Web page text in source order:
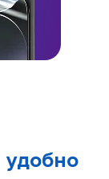
удобно